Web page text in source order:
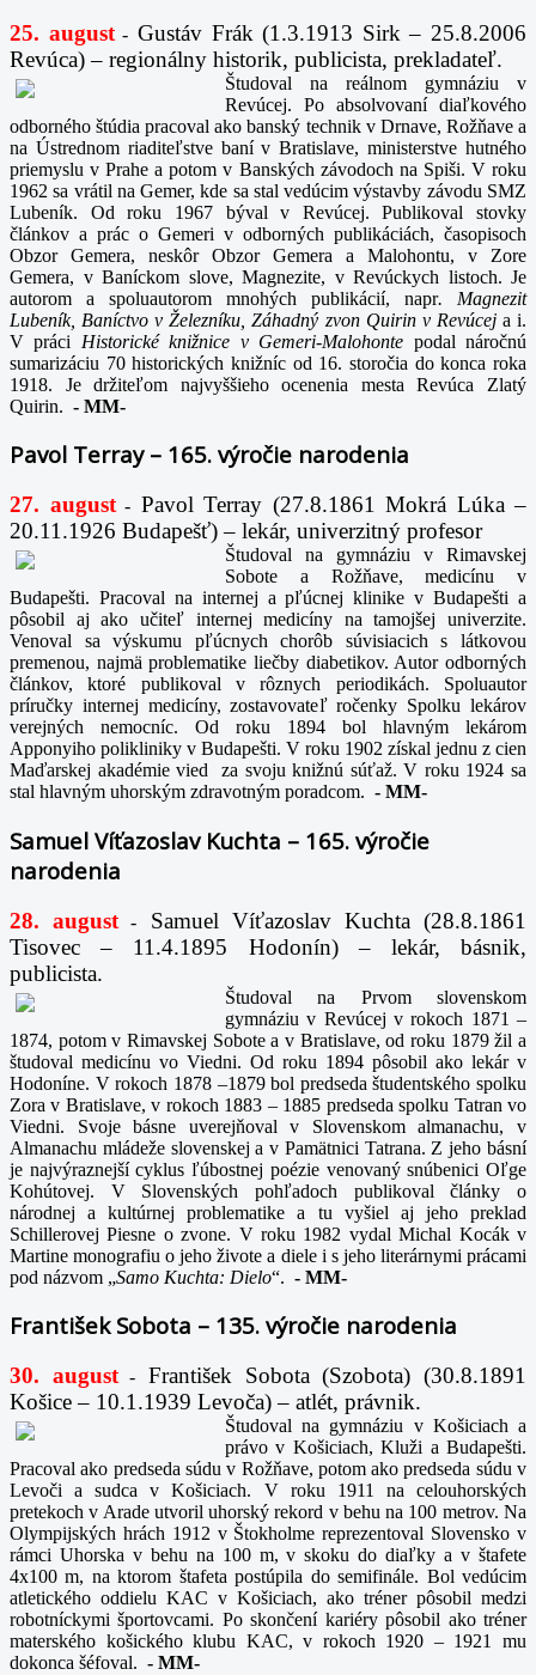
25. august- Gustáv Frák (1.3.1913 Sirk – 25.8.2006
Revúca) – regionálny historik, publicista, prekladateľ.
Študoval na reálnom gymnáziu v
Revúcej. Po absolvovaní diaľkového
odborného štúdia pracoval ako banský technik v Drnave, Rožňave a
na Ústrednom riaditeľstve baní v Bratislave, ministerstve hutného
priemyslu v Prahe a potom v Banských závodoch na Spiši. V roku
1962 sa vrátil na Gemer, kde sa stal vedúcim výstavby závodu SMZ
Lubeník. Od roku 1967 býval v Revúcej. Publikoval stovky
článkov a prác o Gemeri v odborných publikáciách, časopisoch
Obzor Gemera, neskôr Obzor Gemera a Malohontu, v Zore
Gemera, v Baníckom slove, Magnezite, v Revúckych listoch. Je
autorom a spoluautorom mnohých publikácií, napr. Magnezit
Lubeník, Baníctvo v Železníku, Záhadný zvon Quirin v Revúcej a i.
V práci Historické knižnice v Gemeri-Malohonte podal náročnú
sumarizáciu 70 historických knižníc od 16. storočia do konca roka
1918. Je držiteľom najvyššieho ocenenia mesta Revúca Zlatý
Quirin. - MM-
Pavol Terray – 165. výročie narodenia
27. august- Pavol Terray (27.8.1861 Mokrá Lúka –
20.11.1926 Budapešť) – lekár, univerzitný profesor
Študoval na gymnáziu v Rimavskej
Sobote a Rožňave, medicínu v
Budapešti. Pracoval na internej a pľúcnej klinike v Budapešti a
pôsobil aj ako učiteľ internej medicíny na tamojšej univerzite.
Venoval sa výskumu pľúcnych chorôb súvisiacich s látkovou
premenou, najmä problematike liečby diabetikov. Autor odborných
článkov, ktoré publikoval v rôznych periodikách. Spoluautor
príručky internej medicíny, zostavovateľ ročenky Spolku lekárov
verejných nemocníc. Od roku 1894 bol hlavným lekárom
Apponyiho polikliniky v Budapešti. V roku 1902 získal jednu z cien
Maďarskej akadémie vied za svoju knižnú súťaž. V roku 1924 sa
stal hlavným uhorským zdravotným poradcom. - MM-
Samuel Víťazoslav Kuchta – 165. výročie
narodenia
28. august -
Samuel Víťazoslav Kuchta (28.8.1861
Tisovec – 11.4.1895 Hodonín) – lekár, básnik,
publicista.
Študoval na Prvom slovenskom
gymnáziu v Revúcej v rokoch 1871 –
1874, potom v Rimavskej Sobote a v Bratislave, od roku 1879 žil a
študoval medicínu vo Viedni. Od roku 1894 pôsobil ako lekár v
Hodoníne. V rokoch 1878 –1879 bol predseda študentského spolku
Zora v Bratislave, v rokoch 1883 – 1885 predseda spolku Tatran vo
Viedni. Svoje básne uverejňoval v Slovenskom almanachu, v
Almanachu mládeže slovenskej a v Pamätnici Tatrana. Z jeho básní
je najvýraznejší cyklus ľúbostnej poézie venovaný snúbenici Oľge
Kohútovej. V Slovenských pohľadoch publikoval články o
národnej a kultúrnej problematike a tu vyšiel aj jeho preklad
Schillerovej Piesne o zvone. V roku 1982 vydal Michal Kocák v
Martine monografiu o jeho živote a diele i s jeho literárnymi prácami
pod názvom „Samo Kuchta: Dielo“. - MM-
František Sobota – 135. výročie narodenia
30. august-
František Sobota (Szobota) (30.8.1891
Košice – 10.1.1939 Levoča) – atlét, právnik.
Študoval na gymnáziu v Košiciach a
právo v Košiciach, Kluži a Budapešti.
Pracoval ako predseda súdu v Rožňave, potom ako predseda súdu v
Levoči a sudca v Košiciach. V roku 1911 na celouhorských
pretekoch v Arade utvoril uhorský rekord v behu na 100 metrov. Na
Olympijských hrách 1912 v Štokholme reprezentoval Slovensko v
rámci Uhorska v behu na 100 m, v skoku do diaľky a v štafete
4x100 m, na ktorom štafeta postúpila do semifinále. Bol vedúcim
atletického oddielu KAC v Košiciach, ako tréner pôsobil medzi
robotníckymi športovcami. Po skončení kariéry pôsobil ako tréner
materského košického klubu KAC, v rokoch 1920 – 1921 mu
dokonca šéfoval. - MM-